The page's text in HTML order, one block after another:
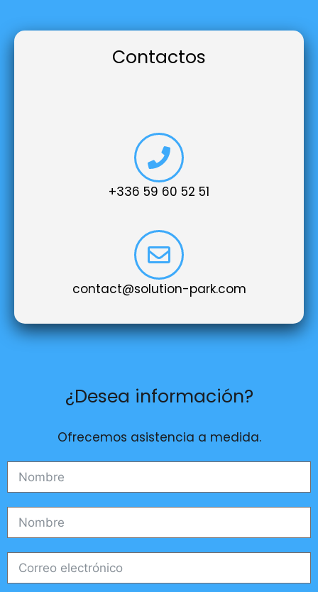
¿Desea información?
Ofrecemos asistencia a medida.
Contactos
+336 59 60 52 51
contact@solution-park.com